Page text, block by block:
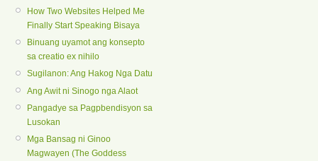
How Two Websites Helped Me
Finally Start Speaking Bisaya
Binuang uyamot ang konsepto
sa creatio ex nihilo
Sugilanon: Ang Hakog Nga Datu
Ang Awit ni Sinogo nga Alaot
Pangadye sa Pagpbendisyon sa
Lusokan
Mga Bansag ni Ginoo
Magwayen (The Goddess